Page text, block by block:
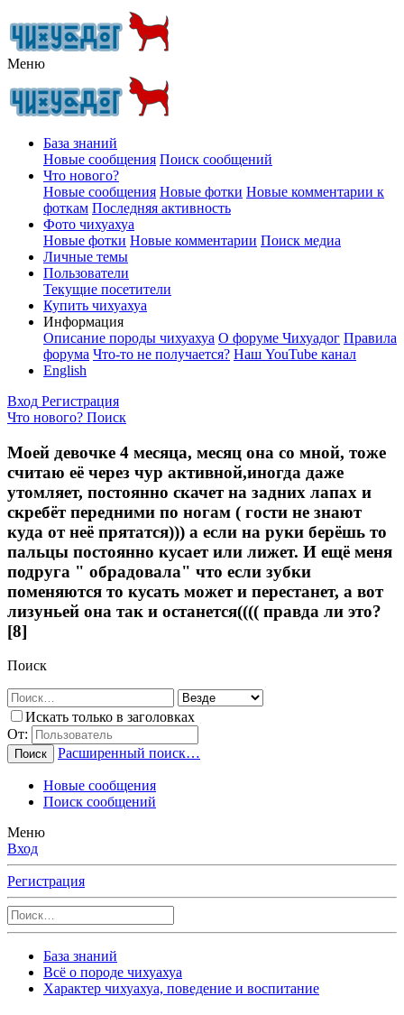
Меню
База знаний
Новые сообщения Поиск сообщений
Что нового?
Новые сообщения Новые фотки Новые комментарии к
фоткам Последняя активность
Фото чихуахуа
Новые фотки Новые комментарии Поиск медиа
Личные темы
Пользователи
Текущие посетители
Купить чихуахуа
Информация
Описание породы чихуахуа О форуме Чихуадог Правила
форума Что-то не получается? Наш YouTube канал
English
Вход Регистрация
Что нового? Поиск
Моей девочке 4 месяца, месяц она со мной, тоже
считаю её через чур активной,иногда даже
утомляет, постоянно скачет на задних лапах и
скребёт передними по ногам ( гости не знают
куда от неё прятатся))) а если на руки берёшь то
пальцы постоянно кусает или лижет. И ещё меня
подруга " обрадовала" что если зубки
поменяются то кусать может и перестанет, а вот
лизуньей она так и останется(((( правда ли это?
[8]
Поиск
Искать только в заголовках
От:
Поиск Расширенный поиск…
Новые сообщения
Поиск сообщений
Меню
Вход
Регистрация
База знаний
Всё о породе чихуахуа
Характер чихуахуа, поведение и воспитание